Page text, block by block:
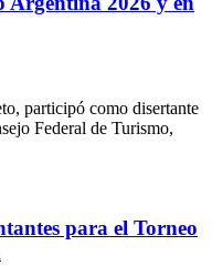
participó como disertante
Federal de Turismo,
para el Torneo